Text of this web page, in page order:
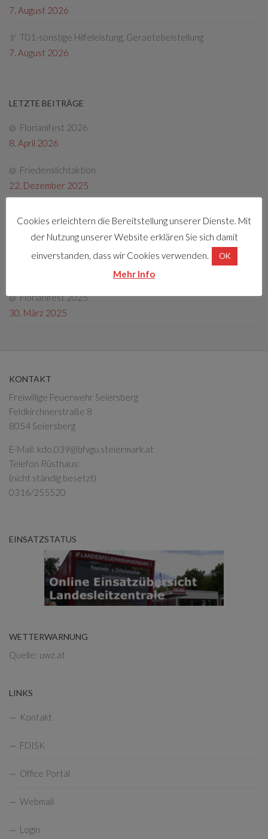
7. August 2026
T01-sonstige Hilfeleistung, Geraetebeistellung
7. August 2026
LETZTE BEITRÄGE
Florianifest 2026
8. April 2026
Friedenslichtaktion
22. Dezember 2025
4. Oktober 2025
Fotos Florianifest 2025
Florianifest 2025
30. März 2025
KONTAKT
Freiwillige Feuerwehr Seiersberg
Feldkirchnerstraße 8
8054 Seiersberg
E-Mail: kdo.039@bfvgu.steiermark.at
Telefon Rüsthaus:
(nicht ständig besetzt)
0316/255520
EINSATZSTATUS
WETTERWARNUNG
Quelle: uwz.at
LINKS
Kontakt
FDISK
Office Portal
Webmail
Login
Cookies erleichtern die Bereitstellung unserer Dienste. Mit
der Nutzung unserer Website erklären Sie sich damit
einverstanden, dass wir Cookies verwenden.
OK
Mehr Info